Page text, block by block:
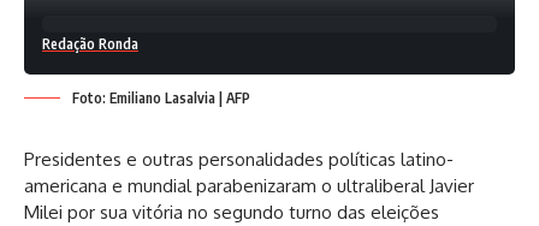
Redação Ronda
Foto: Emiliano Lasalvia | AFP
Presidentes e outras personalidades políticas latino-
americana e mundial parabenizaram o ultraliberal Javier
Milei por sua vitória no segundo turno das eleições